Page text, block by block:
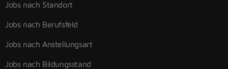
Jobs nach Standort
Jobs nach Berufsfeld
Jobs nach Anstellungsart
Jobs nach Bildungsstand